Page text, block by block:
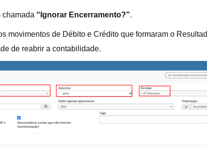
chamada “Ignorar Encerramento?”.
movimentos de Débito e Crédito que formaram o
de reabrir a contabilidade.